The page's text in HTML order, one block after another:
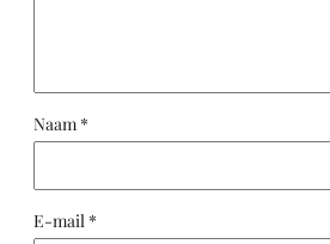
Naam *
E-mail *